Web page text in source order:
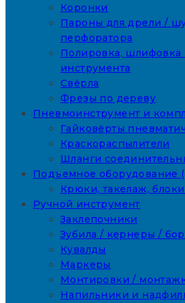
Коронки
Пароны для дрели /
перфоратора
Полировка, шлифовка
инструмента
Свёрла
Фрезы по дереву
Пневмоинструмент и
Гайковёрты
Краскораспылители
Шланги
Подъемное оборудование
Крюки, такелаж, блоки
Ручной инструмент
Заклепочники
Зубила / кернеры /
Кувалды
Маркеры
Монтировки /
Напильники и